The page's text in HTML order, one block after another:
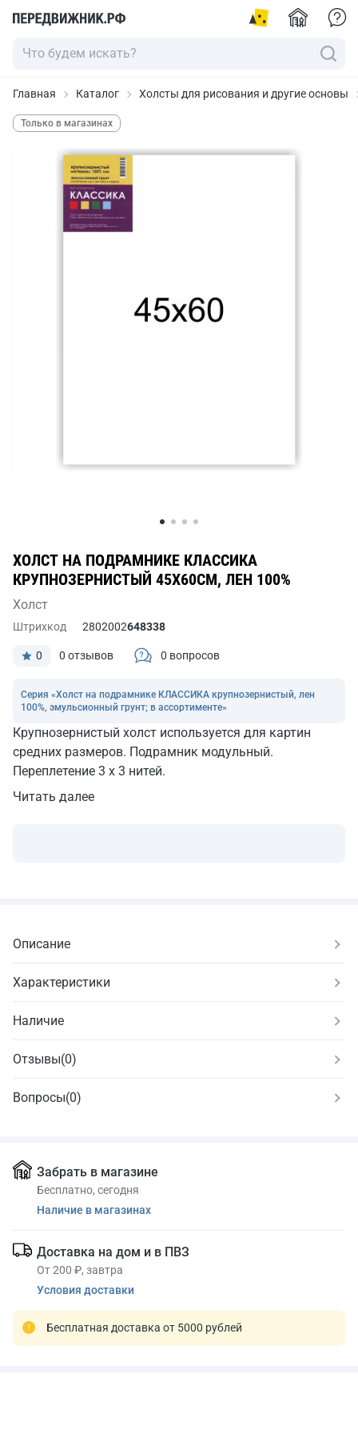
Главная Каталог Холсты для рисования и другие основы
Только в магазинах
ХОЛСТ НА ПОДРАМНИКЕ КЛАССИКА
КРУПНОЗЕРНИСТЫЙ 45Х60СМ, ЛЕН 100%
Холст
0 0 отзывов 0 вопросов
Штрихкод 2802002648338
Серия «Холст на подрамнике КЛАССИКА крупнозернистый, лен
100%, эмульсионный грунт; в ассортименте»
Крупнозернистый холст используется для картин
средних размеров. Подрамник модульный.
Переплетение 3 х 3 нитей.
Читать далее
Описание
Характеристики
Наличие
Отзывы(0)
Вопросы(0)
Забрать в магазине
Бесплатно, сегодня
Наличие в магазинах
Доставка на дом и в ПВЗ
От 200 ₽, завтра
Условия доставки
Бесплатная доставка от 5000 рублей